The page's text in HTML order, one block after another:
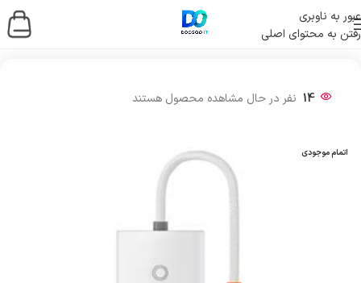
عبور به ناوبری
رفتن به محتوای اصلی
خانه/ لوازم جانبی کامپیوتر
14 نفر در حال مشاهده محصول هستند
اتمام موجودی